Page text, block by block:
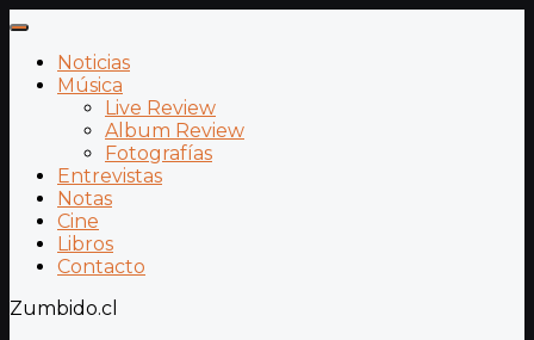
Noticias
Música
Live Review
Album Review
Fotografías
Entrevistas
Notas
Cine
Libros
Contacto
Zumbido.cl